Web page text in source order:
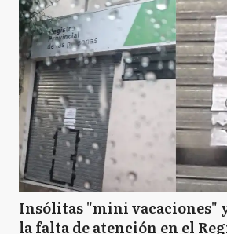
Insólitas "mini vacaciones"
la falta de atención en el